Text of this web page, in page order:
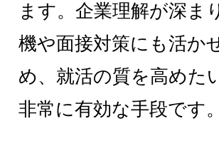
ます。企業理解が深ま
機や面接対策にも活か
め、就活の質を高めた
非常に有効な手段です。